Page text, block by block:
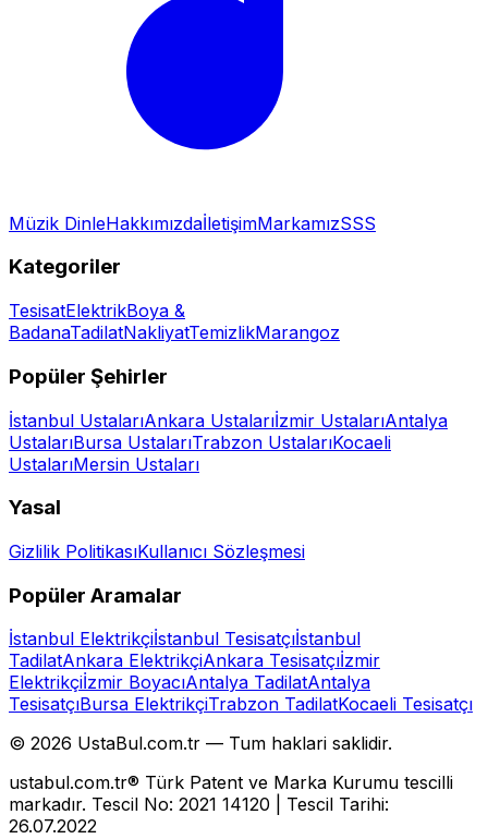
Müzik DinleHakkımızdaİletişimMarkamızSSS
Kategoriler
TesisatElektrikBoya &
BadanaTadilatNakliyatTemizlikMarangoz
Popüler Şehirler
İstanbul UstalarıAnkara Ustalarıİzmir UstalarıAntalya
UstalarıBursa UstalarıTrabzon UstalarıKocaeli
UstalarıMersin Ustaları
Yasal
Gizlilik PolitikasıKullanıcı Sözleşmesi
Popüler Aramalar
İstanbul Elektrikçiİstanbul Tesisatçıİstanbul
TadilatAnkara ElektrikçiAnkara Tesisatçıİzmir
Elektrikçiİzmir BoyacıAntalya TadilatAntalya
TesisatçıBursa ElektrikçiTrabzon TadilatKocaeli Tesisatçı
© 2026 UstaBul.com.tr — Tum haklari saklidir.
ustabul.com.tr® Türk Patent ve Marka Kurumu tescilli
markadır. Tescil No: 2021 14120 | Tescil Tarihi:
26.07.2022